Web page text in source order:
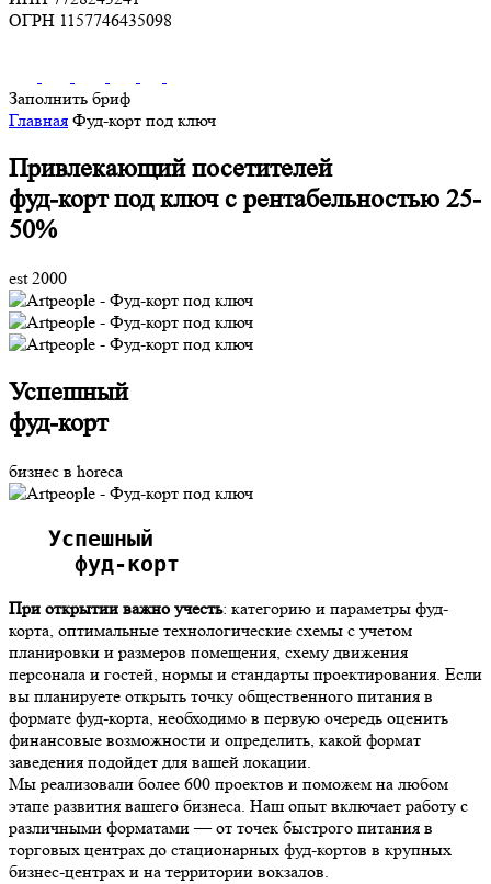
ОГРН 1157746435098
Заполнить бриф
Главная Фуд-корт под ключ
Привлекающий посетителей
фуд-корт под ключс рентабельностью 25-
50%
est 2000
Успешный
фуд-корт
бизнес в horeca
   Успешный
     фуд-корт
При открытии важно учесть: категорию и параметры фуд-
корта, оптимальные технологические схемы с учетом
планировки и размеров помещения, схему движения
персонала и гостей, нормы и стандарты проектирования. Если
вы планируете открыть точку общественного питания в
формате фуд-корта, необходимо в первую очередь оценить
финансовые возможности и определить, какой формат
заведения подойдет для вашей локации.
Мы реализовали более 600 проектов и поможем на любом
этапе развития вашего бизнеса. Наш опыт включает работу с
различными форматами — от точек быстрого питания в
торговых центрах до стационарных фуд-кортов в крупных
бизнес-центрах и на территории вокзалов.